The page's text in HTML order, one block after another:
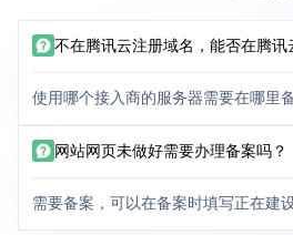
不在腾讯云注册域名，能否在腾讯
使用哪个接入商的服务器需要在哪里
网站网页未做好需要办理备案吗？
需要备案，可以在备案时填写正在建